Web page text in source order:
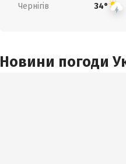
Чернігів 34°
Новини погоди